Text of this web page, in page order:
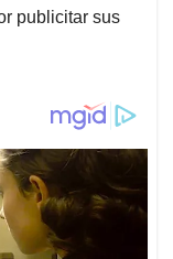
publicitar sus